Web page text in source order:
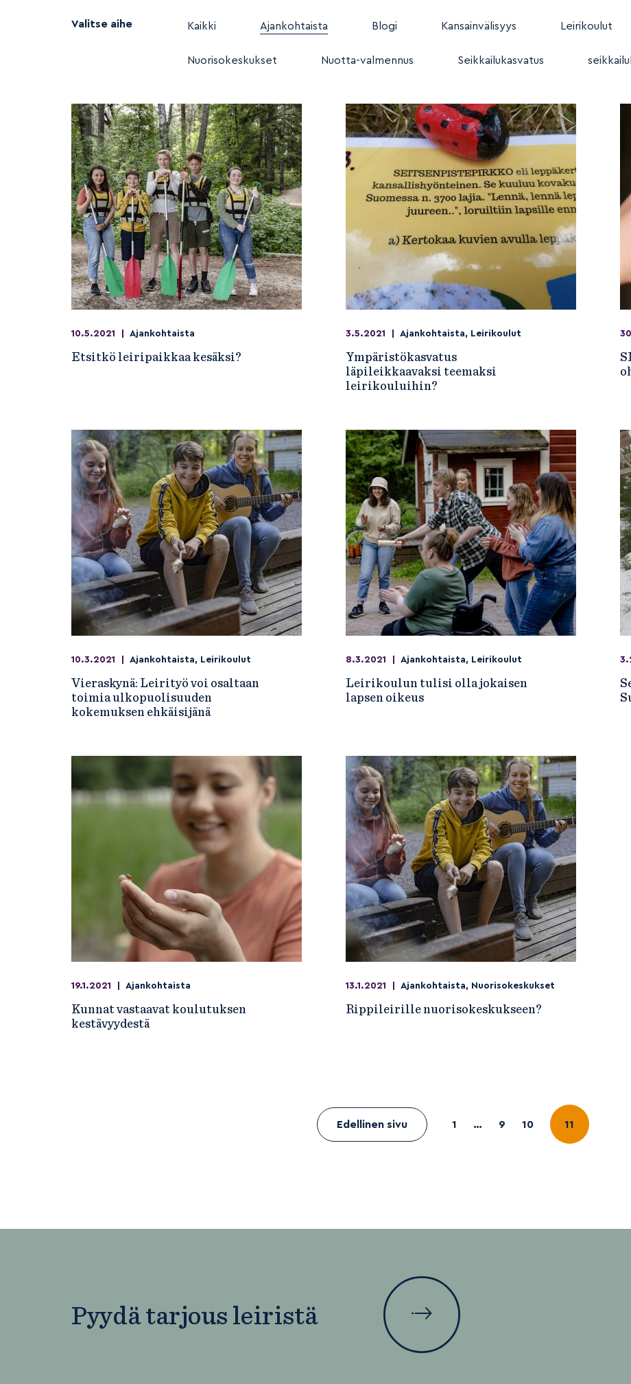
Valitse aihe Kaikki Ajankohtaista Blogi Kansainvälisyys Leirikoulut
Nuorisokeskukset Nuotta-valmennus Seikkailukasvatus
10.5.2021 Ajankohtaista
Etsitkö leiripaikkaa kesäksi?
3.5.2021 Ajankohtaista, Leirikoulut
Ympäristökasvatus
läpileikkaavaksi teemaksi
leirikouluihin?
10.3.2021 Ajankohtaista, Leirikoulut
Vieraskynä: Leirityö voi osaltaan
toimia ulkopuolisuuden
kokemuksen ehkäisijänä
8.3.2021 Ajankohtaista, Leirikoulut
Leirikoulun tulisi olla jokaisen
lapsen oikeus
19.1.2021 Ajankohtaista
Kunnat vastaavat koulutuksen
kestävyydestä
13.1.2021 Ajankohtaista, Nuorisokeskukset
Rippileirille nuorisokeskukseen?
Edellinen sivu 1 … 9 10 11
Pyydä tarjous leiristä